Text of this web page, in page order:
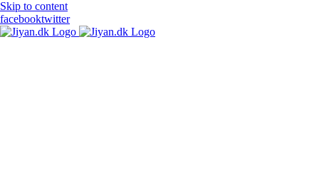
Skip to content
facebooktwitter